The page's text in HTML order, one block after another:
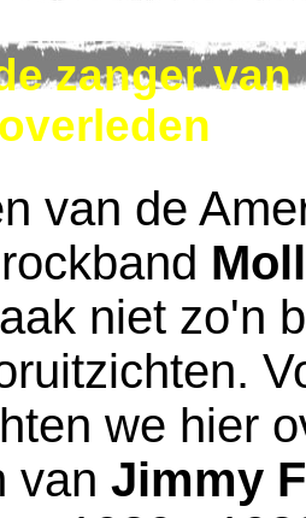
zanger van
van de
niet zo'n
we hier
van Jimmy